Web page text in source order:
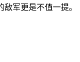
军更是不值一提。